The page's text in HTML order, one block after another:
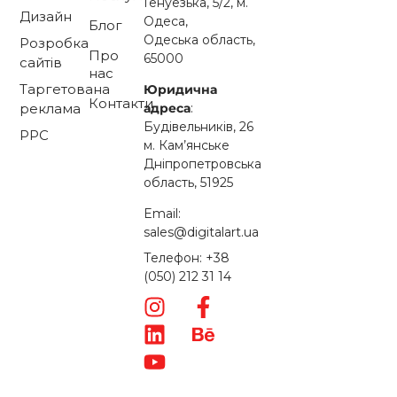
Блог
Про
нас
Контакти
Дизайн
Розробка
сайтів
Таргетована
реклама
PPC
Одеса,
Одеська область,
65000
Юридична
адреса:
Будівельників, 26
м. Кам’янське
Дніпропетровська
область, 51925
Email:
sales@digitalart.ua
Телефон: +38
(050) 212 31 14